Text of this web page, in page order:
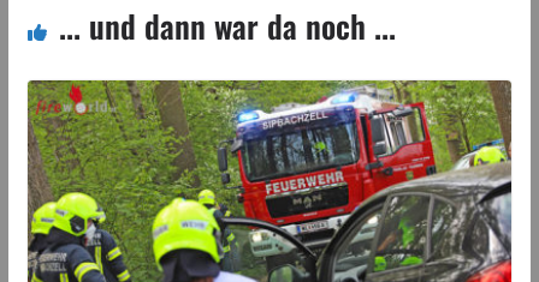
... und dann war da noch ...